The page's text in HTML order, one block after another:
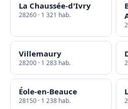
La Chaussée-d'Ivry
28260 · 1 321 hab.
Villemaury
28200 · 1 283 hab.
Éole-en-Beauce
28150 · 1 238 hab.